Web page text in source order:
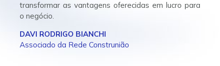
transformar as vantagens oferecidas em lucro para
o negócio.
DAVI RODRIGO BIANCHI
Associado da Rede Construnião